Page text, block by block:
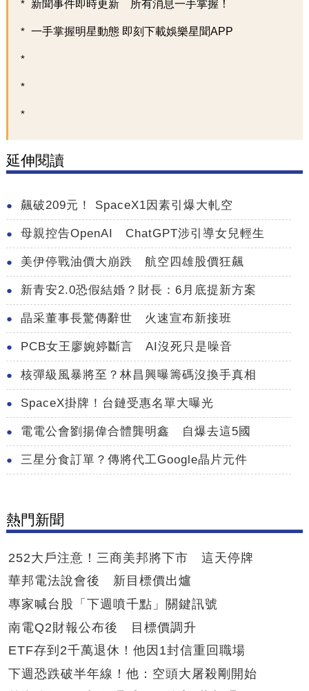
新聞事件即時更新 所有消息一手掌握！
一手掌握明星動態 即刻下載娛樂星聞APP
延伸閱讀
飆破209元！ SpaceX1因素引爆大軋空
母親控告OpenAI ChatGPT涉引導女兒輕生
美伊停戰油價大崩跌 航空四雄股價狂飆
新青安2.0恐假結婚？財長：6月底提新方案
晶采董事長驚傳辭世 火速宣布新接班
PCB女王廖婉婷斷言 AI沒死只是噪音
核彈級風暴將至？林昌興曝籌碼沒換手真相
SpaceX掛牌！台鏈受惠名單大曝光
電電公會劉揚偉合體龔明鑫 自爆去這5國
三星分食訂單？傳將代工Google晶片元件
熱門新聞
252大戶注意！三商美邦將下市 這天停牌
華邦電法說會後 新目標價出爐
專家喊台股「下週噴千點」關鍵訊號
南電Q2財報公布後 目標價調升
ETF存到2千萬退休！他因1封信重回職場
下週恐跌破半年線！他：空頭大屠殺剛開始